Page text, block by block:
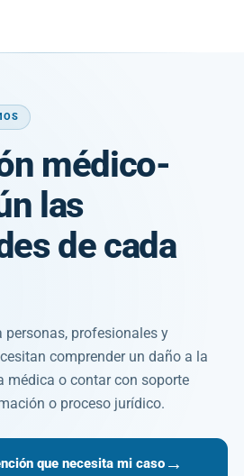
médico-
las
de cada
personas, profesionales y
comprender un daño a la
médica o contar con soporte
o proceso jurídico.
que necesita mi caso→